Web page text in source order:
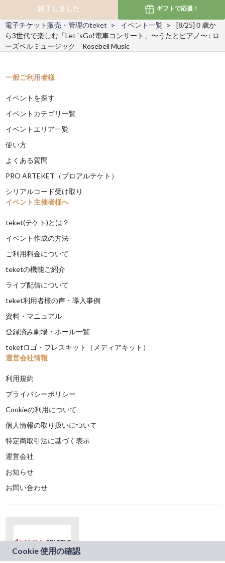
終了しました
ギフトで応援！
電子チケット販売・管理のteket イベント一覧
[8/25]０歳か
ら3世代で楽しむ「Let `sGo!電車コンサート」〜うたとピアノ〜 : ロ
ーズベルミュージック Rosebell Music
一般ご利用者様
イベントを探す
イベントカテゴリ一覧
イベントエリア一覧
使い方
よくある質問
PRO ARTEKET（プロアルテケト）
シリアルコード受け取り
イベント主催者様へ
teket(テケト)とは？
イベント作成の方法
ご利用料金について
teketの機能ご紹介
ライブ配信について
teket利用者様の声・導入事例
資料・マニュアル
登録済み劇場・ホール一覧
teketロゴ・プレスキット（メディアキット）
運営会社情報
利用規約
プライバシーポリシー
Cookieの利用について
個人情報の取り扱いについて
特定商取引法に基づく表示
運営会社
お知らせ
お問い合わせ